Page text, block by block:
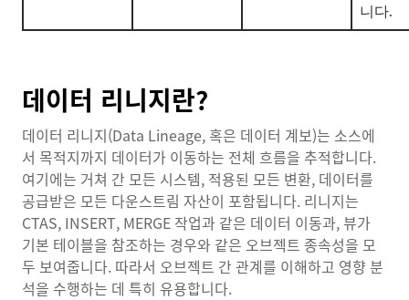
니다.
데이터 리니지란?
데이터 리니지(Data Lineage, 혹은 데이터 계보)는 소스에
서 목적지까지 데이터가 이동하는 전체 흐름을 추적합니다.
여기에는 거쳐 간 모든 시스템, 적용된 모든 변환, 데이터를
공급받은 모든 다운스트림 자산이 포함됩니다. 리니지는
CTAS, INSERT, MERGE 작업과 같은 데이터 이동과, 뷰가
기본 테이블을 참조하는 경우와 같은 오브젝트 종속성을 모
두 보여줍니다. 따라서 오브젝트 간 관계를 이해하고 영향 분
석을 수행하는 데 특히 유용합니다.